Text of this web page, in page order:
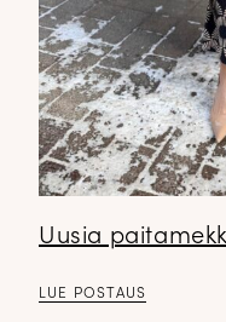
Uusia
LUE POSTAUS